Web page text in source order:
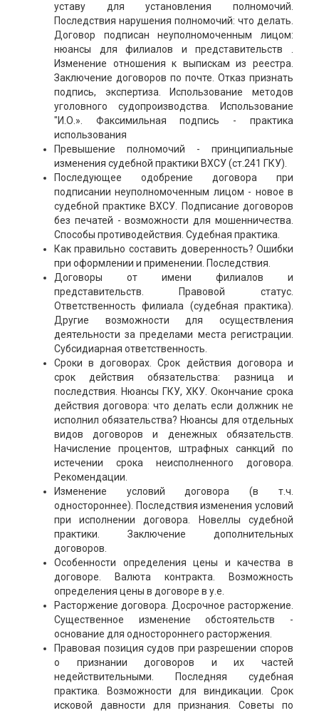
уставу для установления полномочий.
Последствия нарушения полномочий: что делать.
Договор подписан неуполномоченным лицом:
нюансы для филиалов и представительств .
Изменение отношения к выпискам из реестра.
Заключение договоров по почте. Отказ признать
подпись, экспертиза. Использование методов
уголовного судопроизводства. Использование
"И.О.». Факсимильная подпись - практика
использования
Превышение полномочий - принципиальные
изменения судебной практики ВХСУ (ст.241 ГКУ).
Последующее одобрение договора при
подписании неуполномоченным лицом - новое в
судебной практике ВХСУ. Подписание договоров
без печатей - возможности для мошенничества.
Способы противодействия. Судебная практика.
Как правильно составить доверенность? Ошибки
при оформлении и применении. Последствия.
Договоры от имени филиалов и
представительств. Правовой статус.
Ответственность филиала (судебная практика).
Другие возможности для осуществления
деятельности за пределами места регистрации.
Субсидиарная ответственность.
Сроки в договорах. Срок действия договора и
срок действия обязательства: разница и
последствия. Нюансы ГКУ, ХКУ. Окончание срока
действия договора: что делать если должник не
исполнил обязательства? Нюансы для отдельных
видов договоров и денежных обязательств.
Начисление процентов, штрафных санкций по
истечении срока неисполненного договора.
Рекомендации.
Изменение условий договора (в т.ч.
одностороннее). Последствия изменения условий
при исполнении договора. Новеллы судебной
практики. Заключение дополнительных
договоров.
Особенности определения цены и качества в
договоре. Валюта контракта. Возможность
определения цены в договоре в у.е.
Расторжение договора. Досрочное расторжение.
Существенное изменение обстоятельств -
основание для одностороннего расторжения.
Правовая позиция судов при разрешении споров
о признании договоров и их частей
недействительными. Последняя судебная
практика. Возможности для виндикации. Срок
исковой давности для признания. Советы по